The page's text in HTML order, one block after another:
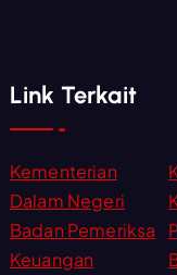
Link Terkait
Kementerian
Dalam Negeri
Badan Pemeriksa
Keuangan